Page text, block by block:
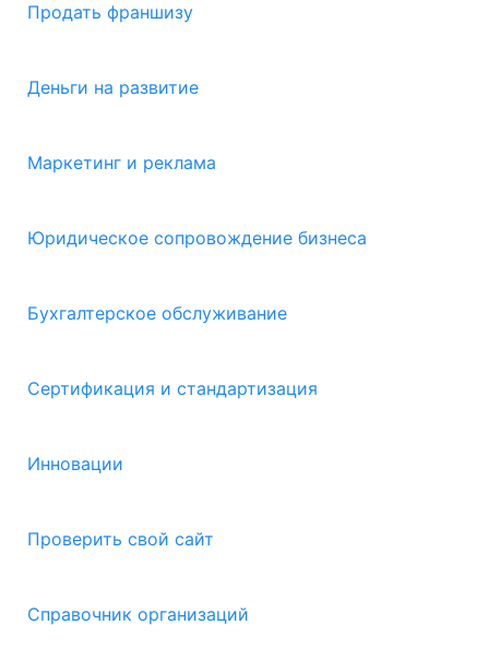
Продать франшизу
Деньги на развитие
Маркетинг и реклама
Юридическое сопровождение бизнеса
Бухгалтерское обслуживание
Сертификация и стандартизация
Инновации
Проверить свой сайт
Справочник организаций